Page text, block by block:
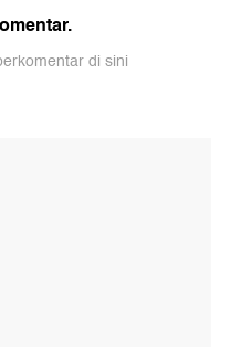
di sini